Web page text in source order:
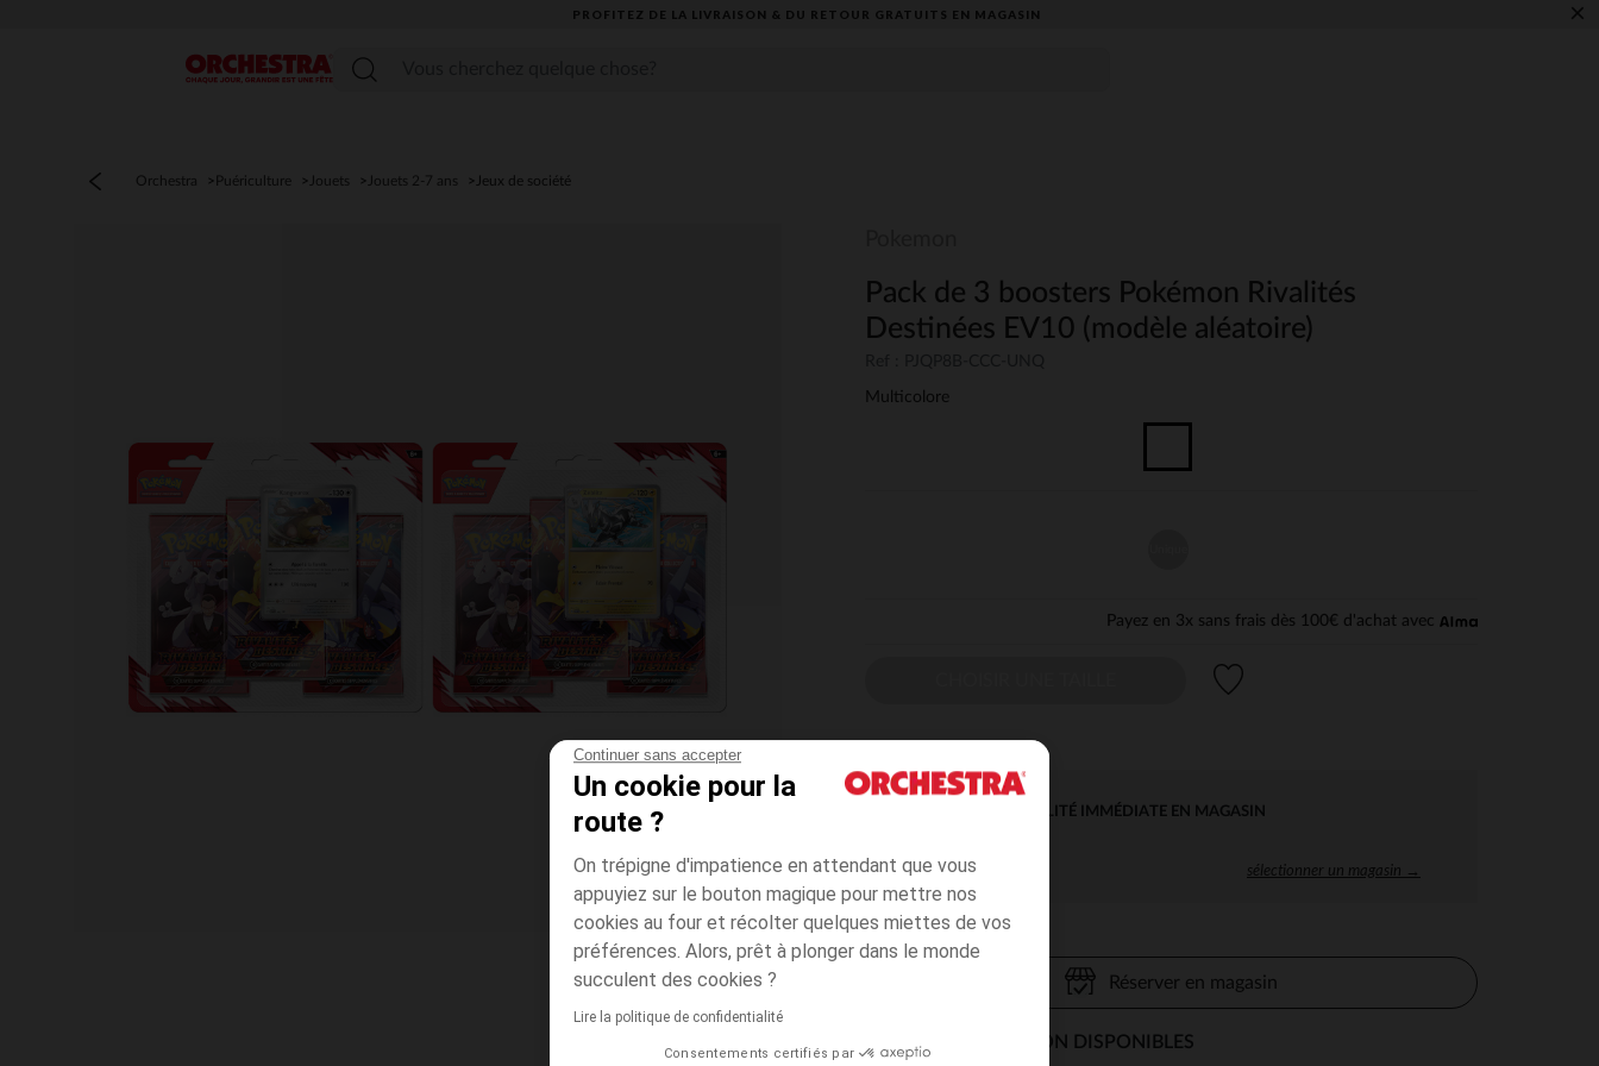
Continuer sans accepter
Un cookie pour la
route ?
On trépigne d'impatience en attendant que vous
appuyiez sur le bouton magique pour mettre nos
cookies au four et récolter quelques miettes de vos
préférences. Alors, prêt à plonger dans le monde
succulent des cookies ?
Lire la politique de confidentialité
Consentements certifiés par
PROFITEZ DE LA LIVRAISON & DU RETOUR GRATUITS EN MAGASIN​ ×
Menu
Orchestra Puériculture Jouets Jouets 2-7 ans Jeux de société
Pack de 3 boosters Pokémon Rivalités
Destinées EV10 (modèle aléatoire)
Multicolore
Payez en 3x sans frais dès 100€ d'achat avec
DISPONIBILITÉ IMMÉDIATE EN MAGASIN
sélectionner un magasin →
Réserver en magasin
MODES DE LIVRAISON DISPONIBLES